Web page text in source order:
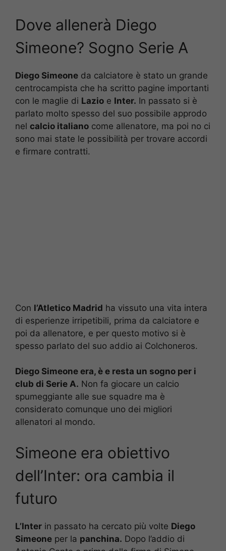
Dove allenerà Diego
Simeone? Sogno Serie A
Diego Simeone da calciatore è stato un grande
centrocampista che ha scritto pagine importanti
con le maglie di Lazio e Inter. In passato si è
parlato molto spesso del suo possibile approdo
nel calcio italiano come allenatore, ma poi no ci
sono mai state le possibilità per trovare accordi
e firmare contratti.
Con l’Atletico Madrid ha vissuto una vita intera
di esperienze irripetibili, prima da calciatore e
poi da allenatore, e per questo motivo si è
spesso parlato del suo addio ai Colchoneros.
Diego Simeone era, è e resta un sogno per i
club di Serie A. Non fa giocare un calcio
spumeggiante alle sue squadre ma è
considerato comunque uno dei migliori
allenatori al mondo.
Simeone era obiettivo
dell’Inter: ora cambia il
futuro
L’Inter in passato ha cercato più volte Diego
Simeone per la panchina. Dopo l’addio di